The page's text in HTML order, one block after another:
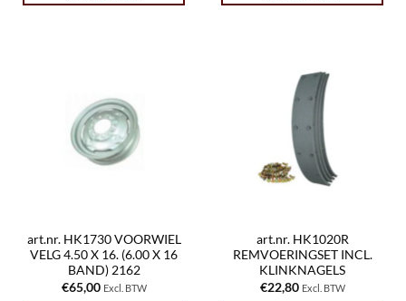
art.nr. HK1730 VOORWIEL
VELG 4.50 X 16. (6.00 X 16
BAND) 2162
€65,00 Excl. BTW
art.nr. HK1020R
REMVOERINGSET INCL.
KLINKNAGELS
€22,80 Excl. BTW